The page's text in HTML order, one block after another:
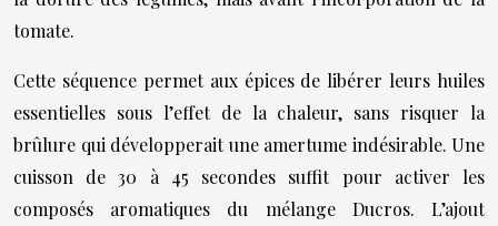
tomate.
Cette séquence permet aux épices de libérer leurs huiles
essentielles sous l’effet de la chaleur, sans risquer la
brûlure qui développerait une amertume indésirable. Une
cuisson de 30 à 45 secondes suffit pour activer les
composés aromatiques du mélange Ducros. L’ajout